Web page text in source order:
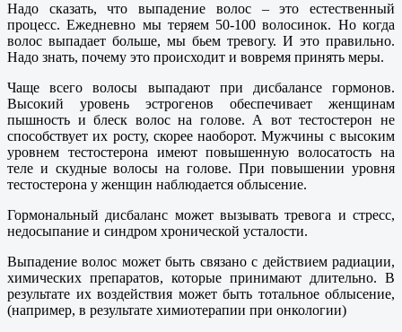
Надо сказать, что выпадение волос – это естественный
процесс. Ежедневно мы теряем 50-100 волосинок. Но когда
волос выпадает больше, мы бьем тревогу. И это правильно.
Надо знать, почему это происходит и вовремя принять меры.
Чаще всего волосы выпадают при дисбалансе гормонов.
Высокий уровень эстрогенов обеспечивает женщинам
пышность и блеск волос на голове. А вот тестостерон не
способствует их росту, скорее наоборот. Мужчины с высоким
уровнем тестостерона имеют повышенную волосатость на
теле и скудные волосы на голове. При повышении уровня
тестостерона у женщин наблюдается облысение.
Гормональный дисбаланс может вызывать тревога и стресс,
недосыпание и синдром хронической усталости.
Выпадение волос может быть связано с действием радиации,
химических препаратов, которые принимают длительно. В
результате их воздействия может быть тотальное облысение,
(например, в результате химиотерапии при онкологии)